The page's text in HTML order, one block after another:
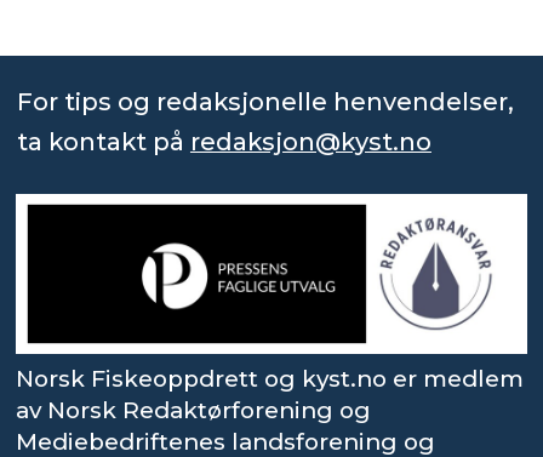
For tips og redaksjonelle henvendelser,
ta kontakt på redaksjon@kyst.no
Norsk Fiskeoppdrett og kyst.no er medlem
av Norsk Redaktørforening og
Mediebedriftenes landsforening og